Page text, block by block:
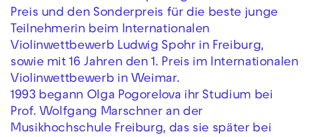
Preis und den Sonderpreis für die beste junge
Teilnehmerin beim Internationalen
Violinwettbewerb Ludwig Spohr in Freiburg,
sowie mit 16 Jahren den 1. Preis im Internationalen
Violinwettbewerb in Weimar.
1993 begann Olga Pogorelova ihr Studium bei
Prof. Wolfgang Marschner an der
Musikhochschule Freiburg, das sie später bei